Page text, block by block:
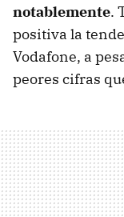
notablemente.
positiva la
Vodafone, a
peores cifras